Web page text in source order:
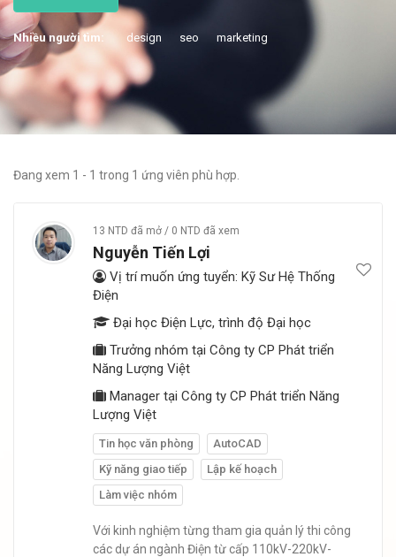
Nhiều người tìm: design seo marketing
Đang xem 1 - 1 trong 1 ứng viên phù hợp.
13 NTD đã mở / 0 NTD đã xem
Nguyễn Tiến Lợi
Vị trí muốn ứng tuyển: Kỹ Sư Hệ Thống
Điện
Đại học Điện Lực, trình độ Đại học
Trưởng nhóm tại Công ty CP Phát triển
Năng Lượng Việt
Manager tại Công ty CP Phát triển Năng
Lượng Việt
Tin học văn phòng
AutoCAD
Kỹ năng giao tiếp
Lập kế hoạch
Làm việc nhóm
Với kinh nghiệm từng tham gia quản lý thi công
các dự án ngành Điện từ cấp 110kV-220kV-